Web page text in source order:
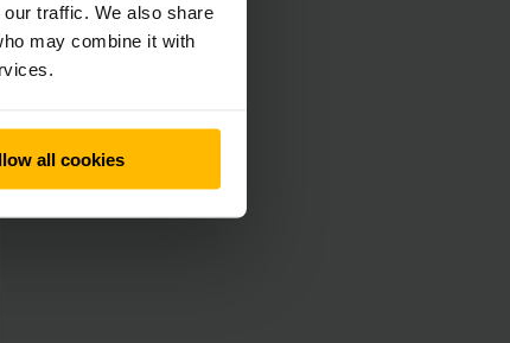
traffic. We also share
may combine it with
all cookies